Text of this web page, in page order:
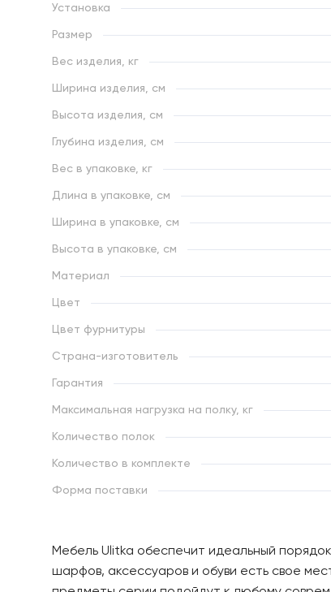
Установка
Размер
Вес изделия, кг
Ширина изделия, см
Высота изделия, см
Глубина изделия, см
Вес в упаковке, кг
Длина в упаковке, см
Ширина в упаковке, см
Высота в упаковке, см
Материал
Цвет
Цвет фурнитуры
Страна-изготовитель
Гарантия
Максимальная нагрузка на полку, кг
Количество полок
Количество в комплекте
Форма поставки
Мебель Ulitka обеспечит идеальный
шарфов, аксессуаров и обуви есть свое